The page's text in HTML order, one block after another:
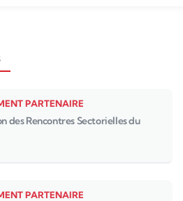
PARTENAIRE
des Rencontres Sectorielles du
PARTENAIRE